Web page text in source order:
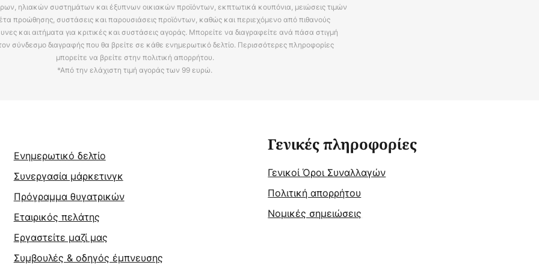
ηλιακών συστημάτων και έξυπνων οικιακών προϊόντων, εκπτωτικά κουπόνια, μειώσεις τιμών
προώθησης, συστάσεις και παρουσιάσεις προϊόντων, καθώς και περιεχόμενο από πιθανούς
και αιτήματα για κριτικές και συστάσεις αγοράς. Μπορείτε να διαγραφείτε ανά πάσα στιγμή
σύνδεσμο διαγραφής που θα βρείτε σε κάθε ενημερωτικό δελτίο. Περισσότερες πληροφορίες
μπορείτε να βρείτε στην πολιτική απορρήτου.
*Από την ελάχιστη τιμή αγοράς των 99 ευρώ.
Ενημερωτικό δελτίο
Συνεργασία μάρκετινγκ
Πρόγραμμα θυγατρικών
Εταιρικός πελάτης
Εργαστείτε μαζί μας
Συμβουλές & οδηγός έμπνευσης
Γενικές πληροφορίες
Γενικοί Όροι Συναλλαγών
Πολιτική απορρήτου
Νομικές σημειώσεις